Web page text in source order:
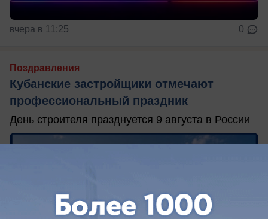
вчера в 11:25 0
Поздравления
Кубанские застройщики отмечают
профессиональный праздник
День строителя празднуется 9 августа в России